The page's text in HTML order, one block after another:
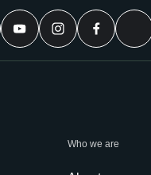
Who we are